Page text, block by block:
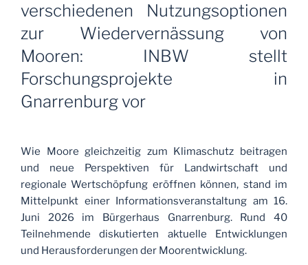
verschiedenen Nutzungsoptionen
zur Wiedervernässung von
Mooren: INBW stellt
Forschungsprojekte in
Gnarrenburg vor
Wie Moore gleichzeitig zum Klimaschutz beitragen
und neue Perspektiven für Landwirtschaft und
regionale Wertschöpfung eröffnen können, stand im
Mittelpunkt einer Informationsveranstaltung am 16.
Juni 2026 im Bürgerhaus Gnarrenburg. Rund 40
Teilnehmende diskutierten aktuelle Entwicklungen
und Herausforderungen der Moorentwicklung.